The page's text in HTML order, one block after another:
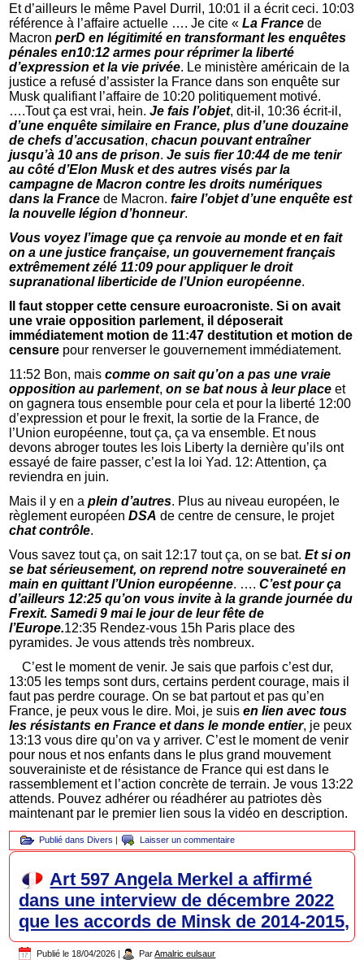
Et d’ailleurs le même Pavel Durril, 10:01 il a écrit ceci. 10:03
référence à l’affaire actuelle …. Je cite «La France de
MacronperD en légitimité en transformant les enquêtes
pénales en10:12 armes pour réprimer la liberté
d’expression et la vie privée. Le ministère américain de la
justice a refusé d’assister la France dans son enquête sur
Musk qualifiant l’affaire de 10:20 politiquement motivé.
….Tout ça est vrai, hein.Je fais l’objet, dit-il, 10:36 écrit-il,
d’une enquête similaire en France, plus d’une douzaine
de chefs d’accusation,chacun pouvant entraîner
jusqu’à 10 ans de prison.Je suis fier 10:44 de me tenir
au côté d’Elon Musk et des autres visés par la
campagne de Macron contre les droits numériques
dans la France de Macron.faire l’objet d’une enquête est
la nouvelle légion d’honneur.
Vous voyez l’image que ça renvoie au monde et en fait
on a une justice française, un gouvernement français
extrêmement zélé 11:09 pour appliquer le droit
supranational liberticide de l’Union européenne.
Il faut stopper cette censure euroacroniste. Si on avait
une vraie opposition parlement, il déposerait
immédiatement motion de 11:47 destitution et motion de
censure pour renverser le gouvernement immédiatement.
11:52 Bon, maiscomme on sait qu’on a pas une vraie
opposition au parlement,on se bat nous à leur place et
on gagnera tous ensemble pour cela et pour la liberté 12:00
d’expression et pour le frexit, la sortie de la France, de
l’Union européenne, tout ça, ça va ensemble. Et nous
devons abroger toutes les lois Liberty la dernière qu’ils ont
essayé de faire passer, c’est la loi Yad. 12: Attention, ça
reviendra en juin.
Mais il y en aplein d’autres. Plus au niveau européen, le
règlement européenDSA de centre de censure, le projet
chat contrôle.
Vous savez tout ça, on sait 12:17 tout ça, on se bat.Et si on
se bat sérieusement, on reprend notre souveraineté en
main en quittant l’Union européenne. ….C’est pour ça
d’ailleurs 12:25 qu’on vous invite à la grande journée du
Frexit. Samedi 9 mai le jour de leur fête de
l’Europe.12:35 Rendez-vous 15h Paris place des
pyramides. Je vous attends très nombreux.
C’est le moment de venir. Je sais que parfois c’est dur,
13:05 les temps sont durs, certains perdent courage, mais il
faut pas perdre courage. On se bat partout et pas qu’en
France, je peux vous le dire. Moi, je suisen lien avec tous
les résistants en France et dans le monde entier, je peux
13:13 vous dire qu’on va y arriver. C’est le moment de venir
pour nous et nos enfants dans le plus grand mouvement
souverainiste et de résistance de France qui est dans le
rassemblement et l’action concrète de terrain. Je vous 13:22
attends. Pouvez adhérer ou réadhérer au patriotes dès
maintenant par le premier lien sous la vidéo en description.
Publié dans Divers | Laisser un commentaire
Art 597 Angela Merkel a affirmé
dans une interview de décembre 2022
que les accords de Minsk de 2014-2015,
Publié le 18/04/2026 | Par Amalric eulsaur